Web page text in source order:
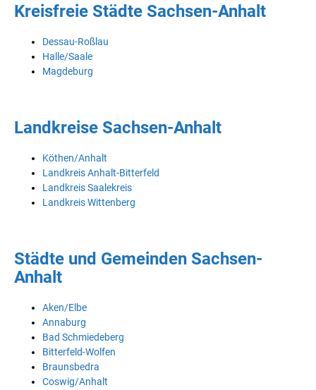
Kreisfreie Städte Sachsen-Anhalt
Dessau-Roßlau
Halle/Saale
Magdeburg
Landkreise Sachsen-Anhalt
Köthen/Anhalt
Landkreis Anhalt-Bitterfeld
Landkreis Saalekreis
Landkreis Wittenberg
Städte und Gemeinden Sachsen-
Anhalt
Aken/Elbe
Annaburg
Bad Schmiedeberg
Bitterfeld-Wolfen
Braunsbedra
Coswig/Anhalt